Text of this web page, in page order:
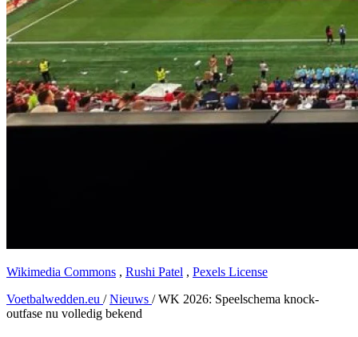
Wikimedia Commons , Rushi Patel , Pexels License
Voetbalwedden.eu / Nieuws / WK 2026: Speelschema knock-
outfase nu volledig bekend